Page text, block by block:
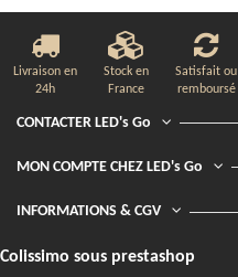
Livraison en
24h
Stock en
France
Satisfait ou
remboursé
CONTACTER LED's Go
MON COMPTE CHEZ LED's Go
INFORMATIONS & CGV
Colissimo sous prestashop